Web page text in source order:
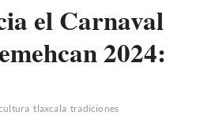
el Carnaval
2024:
tlaxcala tradiciones